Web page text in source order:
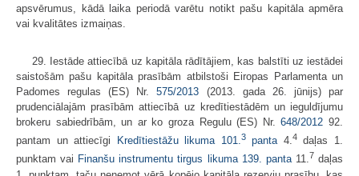
apsvērumus, kādā laika periodā varētu notikt pašu kapitāla apmēra
vai kvalitātes izmaiņas.
29. Iestāde attiecībā uz kapitāla rādītājiem, kas balstīti uz iestādei
saistošām pašu kapitāla prasībām atbilstoši Eiropas Parlamenta un
Padomes regulas (ES) Nr.575/2013 (2013. gada 26. jūnijs) par
prudenciālajām prasībām attiecībā uz kredītiestādēm un ieguldījumu
brokeru sabiedrībām, un ar ko groza Regulu (ES) Nr.648/2012 92.
pantam un attiecīgi
Kredītiestāžu likuma 101.3panta4.4daļas 1.
punktam vai Finanšu instrumentu tirgus likuma 139. panta11.7 daļas